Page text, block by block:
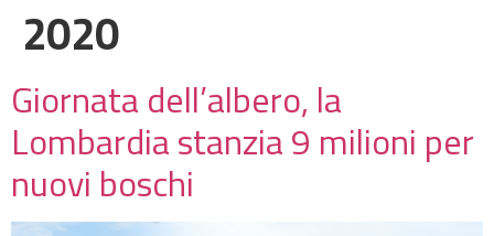
2020
Giornata dell’albero, la
Lombardia stanzia 9 milioni per
nuovi boschi